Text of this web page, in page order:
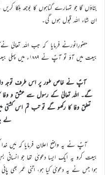
بتاؤں گا جو تمہارے گناہوں کا بوجھ ہلکا
ان شاء اللہ قبول ہوں گی۔
حضورِانورنے فرمایا کہ جب اللہ تعالیٰ
بیعت میں آؤ تو آپؑ نے ۱۸۸۹ء میں پہلی بیعت لی۔ اس موقع پر
آپؑ نے خاص طور پر اس طرف توجہ دلائی
گے۔ اللہ تعالیٰ کے رسول سے عشق و
تعلق وفا کا رکھو گے تو تب تم اس کشتی
لے
آپؑ نے یہ واضح اعلان فرمایا کہ مَیں
بیعت کرو یہ ایک ایسا دعویٰ تھا جو انسانی
ہوا جس نے یہ دعویٰ کیا ہو، اتنی عمر بھی